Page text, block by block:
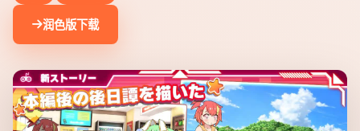
润色版下载